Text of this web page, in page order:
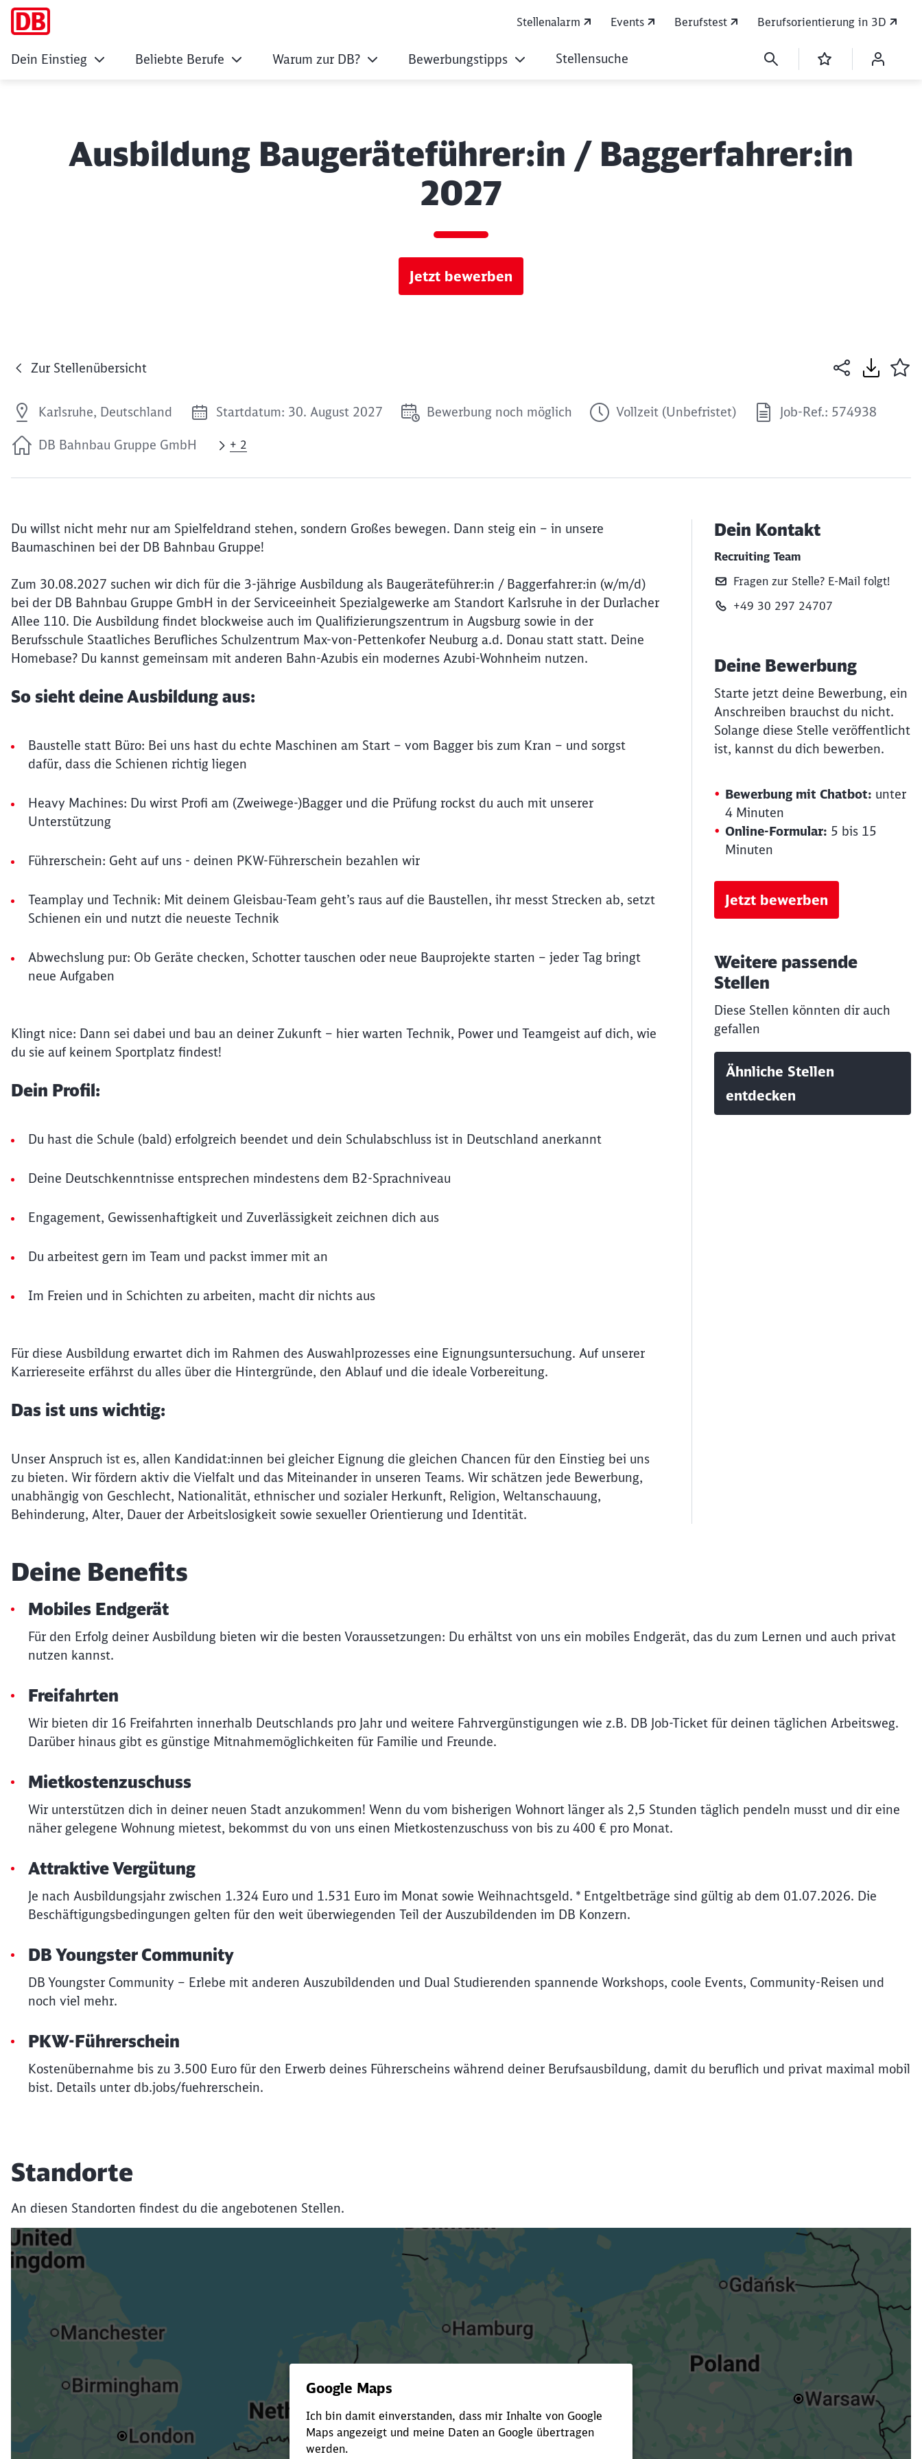
Stellenalarm Events Berufstest Berufsorientierung in 3D
Dein Einstieg Beliebte Berufe Warum zur DB? Bewerbungstipps Stellensuche
Ausbildung Baugeräteführer:in / Baggerfahrer:in
2027
Jetzt bewerben
Zur Stellenübersicht
Karlsruhe, Deutschland Startdatum: 30. August 2027 Bewerbung noch möglich Vollzeit (Unbefristet) Job-Ref.: 574938
DB Bahnbau Gruppe GmbH + 2
Du willst nicht mehr nur am Spielfeldrand stehen, sondern Großes bewegen. Dann steig ein – in unsere
Baumaschinen bei der DB Bahnbau Gruppe!
Zum 30.08.2027 suchen wir dich für die 3-jährige Ausbildung als Baugeräteführer:in / Baggerfahrer:in (w/m/d)
bei der DB Bahnbau Gruppe GmbH in der Serviceeinheit Spezialgewerke am Standort Karlsruhe in der Durlacher
Allee 110. Die Ausbildung findet blockweise auch im Qualifizierungszentrum in Augsburg sowie in der
Berufsschule Staatliches Berufliches Schulzentrum Max-von-Pettenkofer Neuburg a.d. Donau statt statt. Deine
Homebase? Du kannst gemeinsam mit anderen Bahn-Azubis ein modernes Azubi-Wohnheim nutzen.
So sieht deine Ausbildung aus:
Baustelle statt Büro: Bei uns hast du echte Maschinen am Start – vom Bagger bis zum Kran – und sorgst
dafür, dass die Schienen richtig liegen
Heavy Machines: Du wirst Profi am (Zweiwege-)Bagger und die Prüfung rockst du auch mit unserer
Unterstützung
Führerschein: Geht auf uns - deinen PKW-Führerschein bezahlen wir
Teamplay und Technik: Mit deinem Gleisbau-Team geht’s raus auf die Baustellen, ihr messt Strecken ab, setzt
Schienen ein und nutzt die neueste Technik
Abwechslung pur: Ob Geräte checken, Schotter tauschen oder neue Bauprojekte starten – jeder Tag bringt
neue Aufgaben
Klingt nice: Dann sei dabei und bau an deiner Zukunft – hier warten Technik, Power und Teamgeist auf dich, wie
du sie auf keinem Sportplatz findest!
Dein Profil:
Du hast die Schule (bald) erfolgreich beendet und dein Schulabschluss ist in Deutschland anerkannt
Deine Deutschkenntnisse entsprechen mindestens dem B2-Sprachniveau
Engagement, Gewissenhaftigkeit und Zuverlässigkeit zeichnen dich aus
Du arbeitest gern im Team und packst immer mit an
Im Freien und in Schichten zu arbeiten, macht dir nichts aus
Für diese Ausbildung erwartet dich im Rahmen des Auswahlprozesses eine Eignungsuntersuchung. Auf unserer
Karriereseite erfährst du alles über die Hintergründe, den Ablauf und die ideale Vorbereitung.
Das ist uns wichtig:
Unser Anspruch ist es, allen Kandidat:innen bei gleicher Eignung die gleichen Chancen für den Einstieg bei uns
zu bieten. Wir fördern aktiv die Vielfalt und das Miteinander in unseren Teams. Wir schätzen jede Bewerbung,
unabhängig von Geschlecht, Nationalität, ethnischer und sozialer Herkunft, Religion, Weltanschauung,
Behinderung, Alter, Dauer der Arbeitslosigkeit sowie sexueller Orientierung und Identität.
Dein Kontakt
Recruiting Team
Fragen zur Stelle? E‑Mail folgt!
+49 30 297 24707
Deine Bewerbung
Starte jetzt deine Bewerbung, ein
Anschreiben brauchst du nicht.
Solange diese Stelle veröffentlicht
ist, kannst du dich bewerben.
Bewerbung mit Chatbot: unter
4 Minuten
Online-Formular: 5 bis 15
Minuten
Jetzt bewerben
Weitere passende
Stellen
Diese Stellen könnten dir auch
gefallen
Ähnliche Stellen
entdecken
Deine Benefits
Mobiles Endgerät
Für den Erfolg deiner Ausbildung bieten wir die besten Voraussetzungen: Du erhältst von uns ein mobiles Endgerät, das du zum Lernen und auch privat
nutzen kannst.
Freifahrten
Wir bieten dir 16 Freifahrten innerhalb Deutschlands pro Jahr und weitere Fahrvergünstigungen wie z.B. DB Job-Ticket für deinen täglichen Arbeitsweg.
Darüber hinaus gibt es günstige Mitnahmemöglichkeiten für Familie und Freunde.
Mietkostenzuschuss
Wir unterstützen dich in deiner neuen Stadt anzukommen! Wenn du vom bisherigen Wohnort länger als 2,5 Stunden täglich pendeln musst und dir eine
näher gelegene Wohnung mietest, bekommst du von uns einen Mietkostenzuschuss von bis zu 400 € pro Monat.
Attraktive Vergütung
Je nach Ausbildungsjahr zwischen 1.324 Euro und 1.531 Euro im Monat sowie Weihnachtsgeld. * Entgeltbeträge sind gültig ab dem 01.07.2026. Die
Beschäftigungsbedingungen gelten für den weit überwiegenden Teil der Auszubildenden im DB Konzern.
DB Youngster Community
DB Youngster Community – Erlebe mit anderen Auszubildenden und Dual Studierenden spannende Workshops, coole Events, Community-Reisen und
noch viel mehr.
PKW-Führerschein
Kostenübernahme bis zu 3.500 Euro für den Erwerb deines Führerscheins während deiner Berufsausbildung, damit du beruflich und privat maximal mobil
bist. Details unter db.jobs/fuehrerschein.
Standorte
An diesen Standorten findest du die angebotenen Stellen.
Es dauert dir zu lange?
Möchten Sie zuweitergeleitet werden?